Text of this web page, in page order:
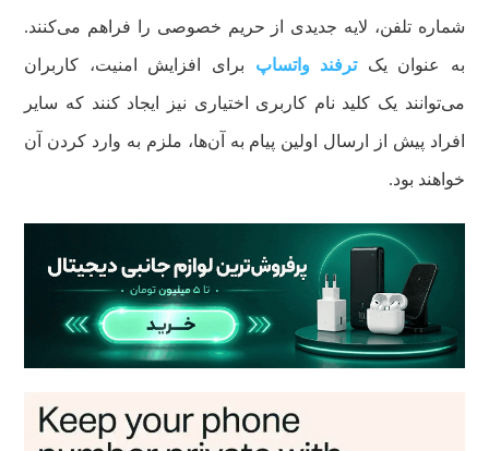
شماره تلفن، لایه جدیدی از حریم خصوصی را فراهم می‌کنند.
به عنوان یکترفند واتساپ برای افزایش امنیت، کاربران
می‌توانند یک کلید نام کاربری اختیاری نیز ایجاد کنند که سایر
افراد پیش از ارسال اولین پیام به آن‌ها، ملزم به وارد کردن آن
خواهند بود.